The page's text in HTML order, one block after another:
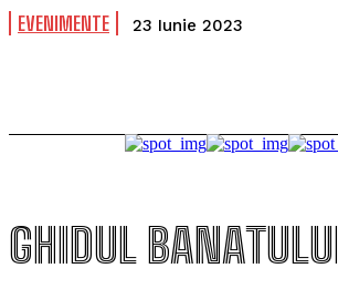
EVENIMENTE 23 Iunie 2023
GHIDUL BANATULUI